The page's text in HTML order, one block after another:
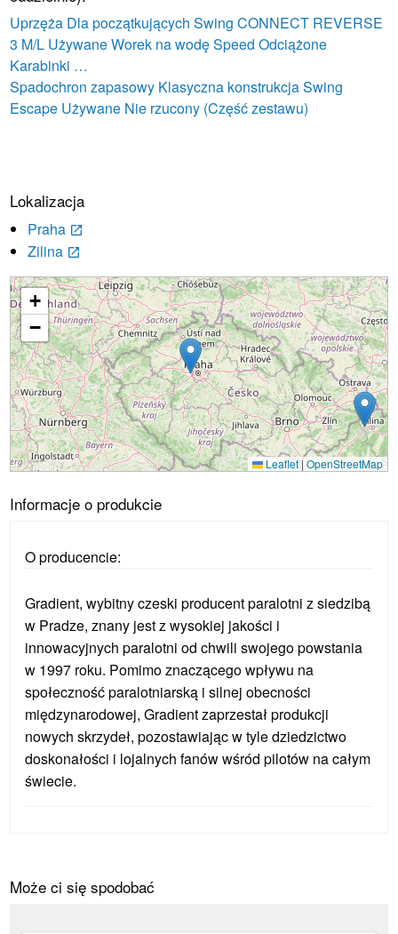
Uprzęża Dla początkujących Swing CONNECT REVERSE
3 M/L Używane Worek na wodę Speed Odciążone
Karabinki …
Spadochron zapasowy Klasyczna konstrukcja Swing
Escape Używane Nie rzucony (Część zestawu)
Lokalizacja
Praha launch
Zilina launch
Ładowanie...
+
−
Leaflet | OpenStreetMap
Informacje o produkcie
O producencie:
Gradient, wybitny czeski producent paralotni z siedzibą
w Pradze, znany jest z wysokiej jakości i
innowacyjnych paralotni od chwili swojego powstania
w 1997 roku. Pomimo znaczącego wpływu na
społeczność paralotniarską i silnej obecności
międzynarodowej, Gradient zaprzestał produkcji
nowych skrzydeł, pozostawiając w tyle dziedzictwo
doskonałości i lojalnych fanów wśród pilotów na całym
świecie.
Może ci się spodobać